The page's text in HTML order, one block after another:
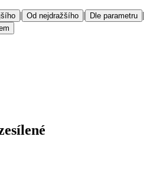
| Od nejdražšího | Dle parametru |